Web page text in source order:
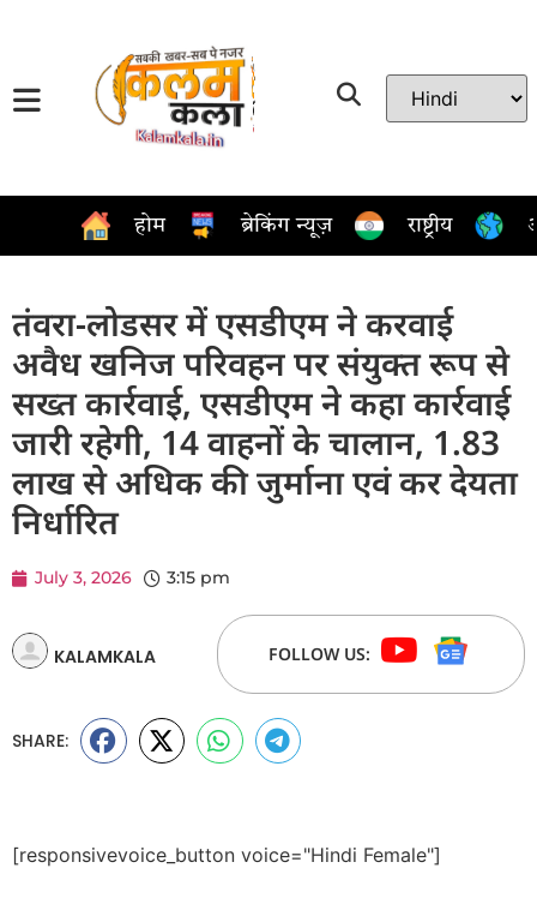
होम ब्रेकिंग न्यूज़ राष्ट्रीय
तंवरा-लोडसर में एसडीएम ने करवाई
अवैध खनिज परिवहन पर संयुक्त रूप से
सख्त कार्रवाई, एसडीएम ने कहा कार्रवाई
जारी रहेगी, 14 वाहनों के चालान, 1.83
लाख से अधिक की जुर्माना एवं कर देयता
निर्धारित
July 3, 2026 3:15 pm
KALAMKALA FOLLOW US:
SHARE:
[responsivevoice_button voice="Hindi Female"]